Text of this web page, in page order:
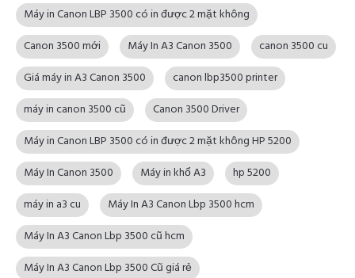
Máy in Canon LBP 3500 có in được 2 mặt không
Canon 3500 mới
Máy In A3 Canon 3500
canon 3500 cu
Giá máy in A3 Canon 3500
canon lbp3500 printer
máy in canon 3500 cũ
Canon 3500 Driver
Máy in Canon LBP 3500 có in được 2 mặt không HP 5200
Máy In Canon 3500
Máy in khổ A3
hp 5200
máy in a3 cu
Máy In A3 Canon Lbp 3500 hcm
Máy In A3 Canon Lbp 3500 cũ hcm
Máy In A3 Canon Lbp 3500 Cũ giá rẻ